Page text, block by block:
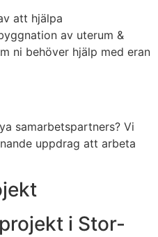
att hjälpa
av uterum &
ni behöver hjälp med eran
samarbetspartners? Vi
uppdrag att arbeta
i Stor-